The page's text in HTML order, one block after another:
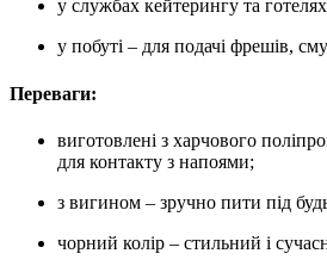
у службах кейтерингу та
у побуті – для подачі фрешів,
Переваги:
виготовлені з харчового
для контакту з напоями;
з вигином – зручно пити під
чорний колір – стильний і